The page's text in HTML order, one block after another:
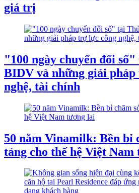
giá trị
"100 ngày chuyển đổi
BIDV và những giải
nghệ, tài chính
50 năm Vinamilk: Bền bỉ
tảng cho thế hệ Việt Nam